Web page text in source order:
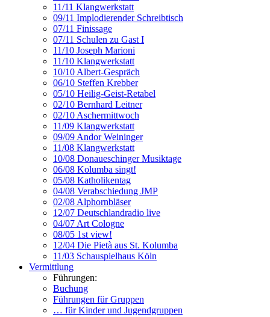
11/11 Klangwerkstatt
09/11 Implodierender Schreibtisch
07/11 Finissage
07/11 Schulen zu Gast I
11/10 Joseph Marioni
11/10 Klangwerkstatt
10/10 Albert-Gespräch
06/10 Steffen Krebber
05/10 Heilig-Geist-Retabel
02/10 Bernhard Leitner
02/10 Aschermittwoch
11/09 Klangwerkstatt
09/09 Andor Weininger
11/08 Klangwerkstatt
10/08 Donaueschinger Musiktage
06/08 Kolumba singt!
05/08 Katholikentag
04/08 Verabschiedung JMP
02/08 Alphornbläser
12/07 Deutschlandradio live
04/07 Art Cologne
08/05 1st view!
12/04 Die Pietà aus St. Kolumba
11/03 Schauspielhaus Köln
Vermittlung
Führungen:
Buchung
Führungen für Gruppen
… für Kinder und Jugendgruppen